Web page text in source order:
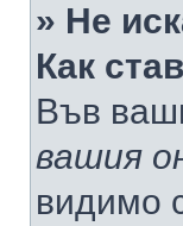
» Не
Как
Във
вашия
видимо